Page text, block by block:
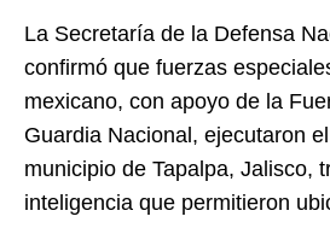
La Secretaría de la Defensa
confirmó que fuerzas
mexicano, con apoyo de la
Guardia Nacional, ejecutaron
municipio de Tapalpa, Jalisco,
inteligencia que permitieron